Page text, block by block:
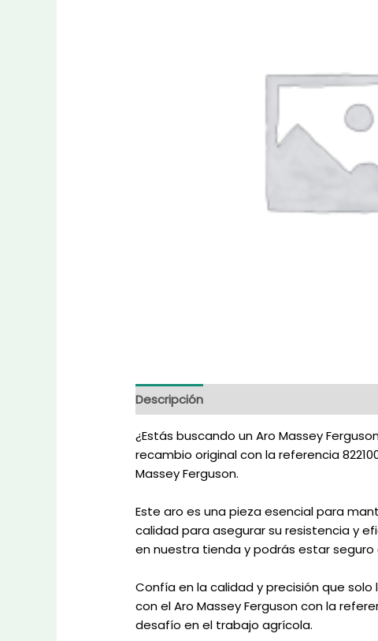
Descripción
¿Estás buscando un Aro Massey
recambio original con la referencia
Massey Ferguson.
Este aro es una pieza esencial para
calidad para asegurar su resistencia y
en nuestra tienda y podrás estar seguro
Confía en la calidad y precisión que
con el Aro Massey Ferguson con la
desafío en el trabajo agrícola.